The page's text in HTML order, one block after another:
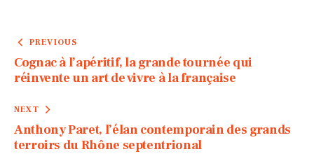
PREVIOUS
Cognac à l’apéritif, la grande tournée qui
réinvente un art de vivre à la française
NEXT
Anthony Paret, l’élan contemporain des grands
terroirs du Rhône septentrional